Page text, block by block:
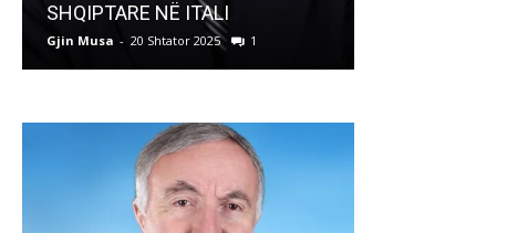
SHQIPTARE NË ITALI
Gjin Musa - 20 Shtator 2025 1